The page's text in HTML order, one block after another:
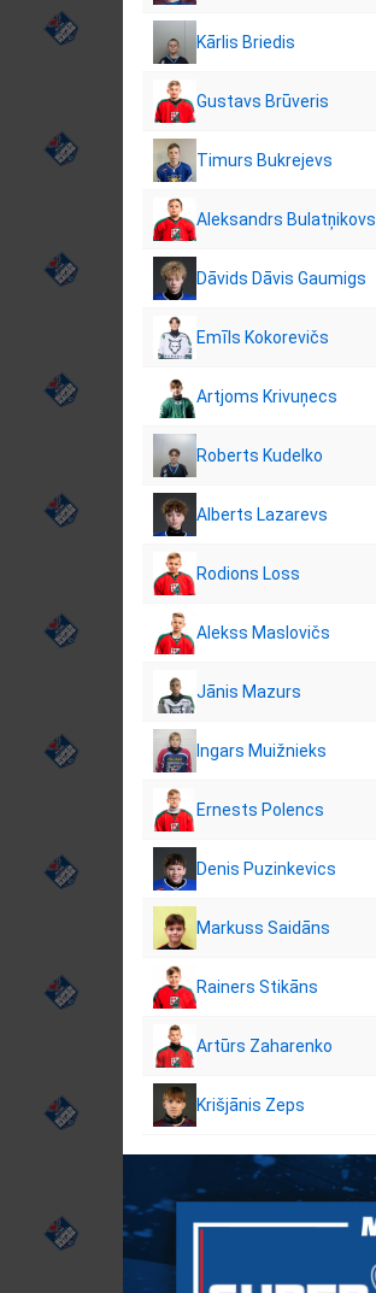
Kārlis Briedis
Gustavs Brūveris
Timurs Bukrejevs
Aleksandrs Bulatņikovs
Dāvids Dāvis Gaumigs
Emīls Kokorevičs
Artjoms Krivuņecs
Roberts Kudelko
Alberts Lazarevs
Rodions Loss
Alekss Maslovičs
Jānis Mazurs
Ingars Muižnieks
Ernests Polencs
Denis Puzinkevics
Markuss Saidāns
Rainers Stikāns
Artūrs Zaharenko
Krišjānis Zeps